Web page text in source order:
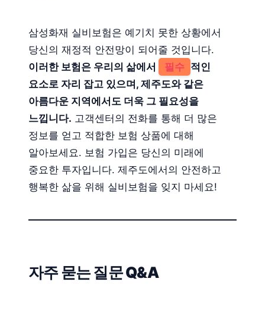
삼성화재 실비보험은 예기치 못한 상황에서
당신의 재정적 안전망이 되어줄 것입니다.
이러한 보험은 우리의 삶에서
필수 적인
요소로 자리 잡고 있으며, 제주도와 같은
아름다운 지역에서도 더욱 그 필요성을
느낍니다. 고객센터의 전화를 통해 더 많은
정보를 얻고 적합한 보험 상품에 대해
알아보세요. 보험 가입은 당신의 미래에
중요한 투자입니다. 제주도에서의 안전하고
행복한 삶을 위해 실비보험을 잊지 마세요!
자주 묻는 질문 Q&A